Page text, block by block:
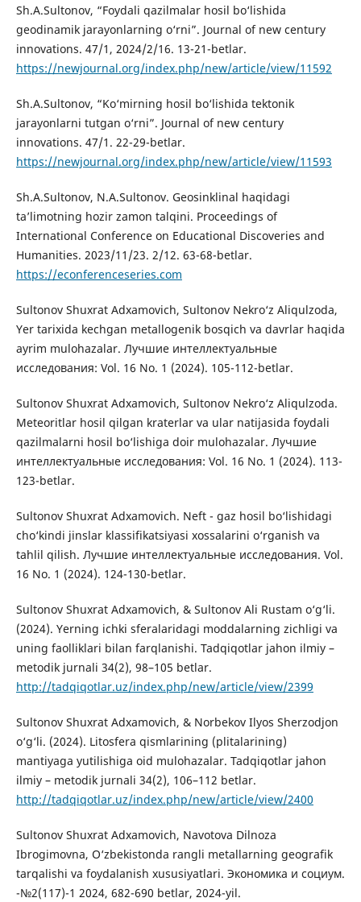
Sh.A.Sultonov, “Foydali qazilmalar hosil bo‘lishida
geodinamik jarayonlarning o‘rni”. Journal of new century
innovations. 47/1, 2024/2/16. 13-21-betlar.
https://newjournal.org/index.php/new/article/view/11592
Sh.A.Sultonov, “Ko‘mirning hosil bo‘lishida tektonik
jarayonlarni tutgan o‘rni”. Journal of new century
innovations. 47/1. 22-29-betlar.
https://newjournal.org/index.php/new/article/view/11593
Sh.A.Sultonov, N.A.Sultonov. Geosinklinal haqidagi
ta’limotning hozir zamon talqini. Proceedings of
International Conference on Educational Discoveries and
Humanities. 2023/11/23. 2/12. 63-68-betlar.
https://econferenceseries.com
Sultonov Shuxrat Adxamovich, Sultonov Nekro‘z Aliqulzoda,
Yer tarixida kechgan metallogenik bosqich va davrlar haqida
ayrim mulohazalar. Лучшие интеллектуальные
исследования: Vol. 16 No. 1 (2024). 105-112-betlar.
Sultonov Shuxrat Adxamovich, Sultonov Nekro‘z Aliqulzoda.
Meteoritlar hosil qilgan kraterlar va ular natijasida foydali
qazilmalarni hosil bo‘lishiga doir mulohazalar. Лучшие
интеллектуальные исследования: Vol. 16 No. 1 (2024). 113-
123-betlar.
Sultonov Shuxrat Adxamovich. Neft - gaz hosil bo‘lishidagi
cho‘kindi jinslar klassifikatsiyasi xossalarini o‘rganish va
tahlil qilish. Лучшие интеллектуальные исследования. Vol.
16 No. 1 (2024). 124-130-betlar.
Sultonov Shuxrat Adxamovich, & Sultonov Ali Rustam o‘g‘li.
(2024). Yerning ichki sferalaridagi moddalarning zichligi va
uning faolliklari bilan farqlanishi. Tadqiqotlar jahon ilmiy –
metodik jurnali 34(2), 98–105 betlar.
http://tadqiqotlar.uz/index.php/new/article/view/2399
Sultonov Shuxrat Adxamovich, & Norbekov Ilyos Sherzodjon
o‘g‘li. (2024). Litosfera qismlarining (plitalarining)
mantiyaga yutilishiga oid mulohazalar. Tadqiqotlar jahon
ilmiy – metodik jurnali 34(2), 106–112 betlar.
http://tadqiqotlar.uz/index.php/new/article/view/2400
Sultonov Shuxrat Adxamovich, Navotova Dilnoza
Ibrogimovna, O‘zbekistonda rangli metallarning geografik
tarqalishi va foydalanish xususiyatlari. Экономика и социум.
-№2(117)-1 2024, 682-690 betlar, 2024-yil.